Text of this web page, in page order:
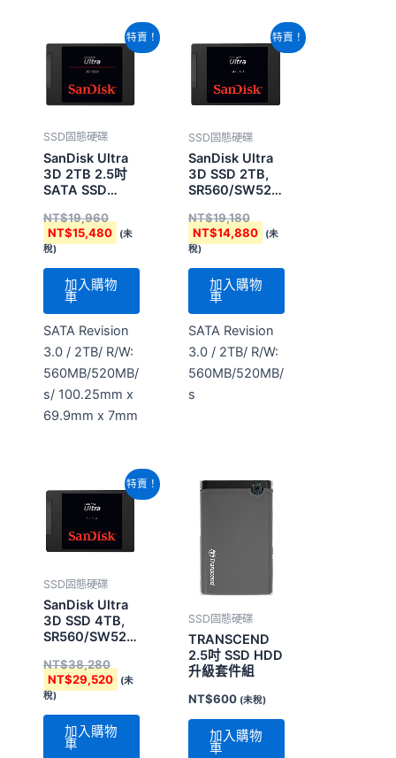
特賣！
SSD固態硬碟
SanDisk Ultra
3D 2TB 2.5吋
SATA SSD
NT$19,960
始
價
NT$19,960。
NT$15,480
目
前
NT$15,480。
(未
稅)
加入購物
車
SATA Revision
3.0 / 2TB/ R/W:
560MB/520MB/
s/ 100.25mm x
69.9mm x 7mm
特賣！
SSD固態硬碟
SanDisk Ultra
3D SSD 2TB,
SR560/SW520MB/s
NT$19,180
始
NT$19,180。
NT$14,880
目
前
NT$14,880。
(未
稅)
加入購物
車
SATA Revision
3.0 / 2TB/ R/W:
560MB/520MB/
s
特賣！
SSD固態硬碟
SanDisk Ultra
3D SSD 4TB,
SR560/SW520MB/s
NT$38,280
始
NT$38,280。
NT$29,520
目
前
(未
稅)
加入購物
車
SSD固態硬碟
TRANSCEND
2.5吋 SSD HDD
升級套件組
NT$600 (未稅)
加入購物
車